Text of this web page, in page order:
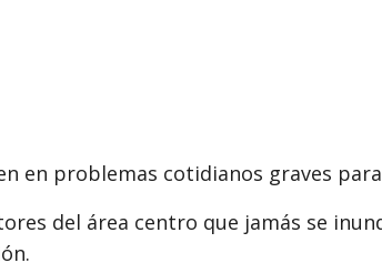
en problemas cotidianos graves
del área centro que jamás se